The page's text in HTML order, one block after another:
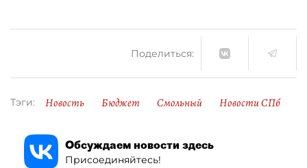
Поделиться:
Тэги: Новость Бюджет Смольный Новости СПб
Обсуждаем новости здесь
Присоединяйтесь!